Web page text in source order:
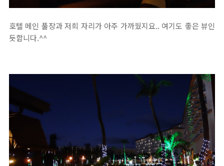
호텔 메인 풀장과 저희 자리가 아주 가까웠지요.. 여기도 좋은 뷰인
듯합니다.^^